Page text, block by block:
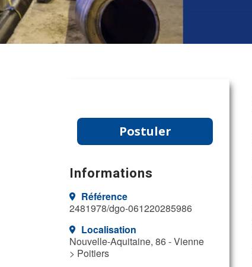
Postuler
Informations
Référence
2481978/dgo-061220285986
Localisation
Nouvelle-Aquitaine, 86 - Vienne
> Poitiers